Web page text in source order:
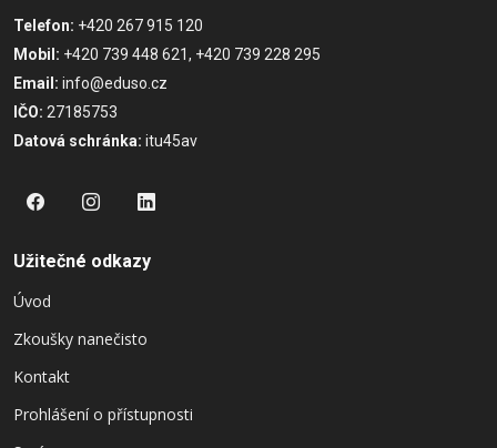
Telefon: +420 267 915 120
Mobil: +420 739 448 621, +420 739 228 295
Email: info@eduso.cz
IČO: 27185753
Datová schránka: itu45av
Užitečné odkazy
Úvod
Zkoušky nanečisto
Kontakt
Prohlášení o přístupnosti